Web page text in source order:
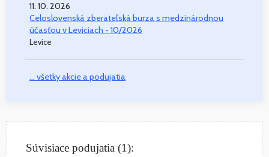
11. 10. 2026
Celoslovenská zberateľská burza s medzinárodnou
účasťou v Leviciach - 10/2026
Levice
... všetky akcie a podujatia
Súvisiace podujatia (1):